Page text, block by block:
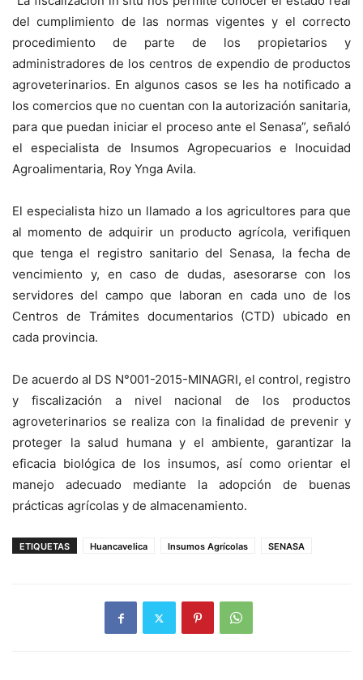
del cumplimiento de las normas vigentes y el correcto
procedimiento de parte de los propietarios y
administradores de los centros de expendio de productos
agroveterinarios. En algunos casos se les ha notificado a
los comercios que no cuentan con la autorización sanitaria,
para que puedan iniciar el proceso ante el Senasa”, señaló
el especialista de Insumos Agropecuarios e Inocuidad
Agroalimentaria, Roy Ynga Avila.
El especialista hizo un llamado a los agricultores para que
al momento de adquirir un producto agrícola, verifiquen
que tenga el registro sanitario del Senasa, la fecha de
vencimiento y, en caso de dudas, asesorarse con los
servidores del campo que laboran en cada uno de los
Centros de Trámites documentarios (CTD) ubicado en
cada provincia.
De acuerdo al DS N°001-2015-MINAGRI, el control, registro
y fiscalización a nivel nacional de los productos
agroveterinarios se realiza con la finalidad de prevenir y
proteger la salud humana y el ambiente, garantizar la
eficacia biológica de los insumos, así como orientar el
manejo adecuado mediante la adopción de buenas
prácticas agrícolas y de almacenamiento.
ETIQUETAS Huancavelica Insumos Agrícolas SENASA